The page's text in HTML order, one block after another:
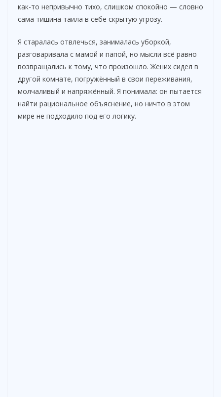
как-то непривычно тихо, слишком спокойно — словно
сама тишина таила в себе скрытую угрозу.
Я старалась отвлечься, занималась уборкой,
разговаривала с мамой и папой, но мысли всё равно
возвращались к тому, что произошло. Жених сидел в
другой комнате, погружённый в свои переживания,
молчаливый и напряжённый. Я понимала: он пытается
найти рациональное объяснение, но ничто в этом
мире не подходило под его логику.